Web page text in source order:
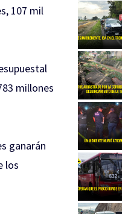
107 mil
millones
ganarán
los